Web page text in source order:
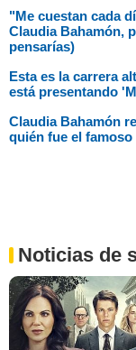
"Me cuestan cada
Claudia Bahamón,
pensarías)
Esta es la carrera
está presentando
Claudia Bahamón
quién fue el
Noticias de